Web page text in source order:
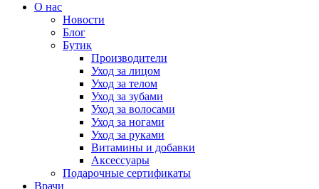
О нас
Новости
Блог
Бутик
Производители
Уход за лицом
Уход за телом
Уход за зубами
Уход за волосами
Уход за ногами
Уход за руками
Витамины и добавки
Аксессуары
Подарочные сертификаты
Врачи